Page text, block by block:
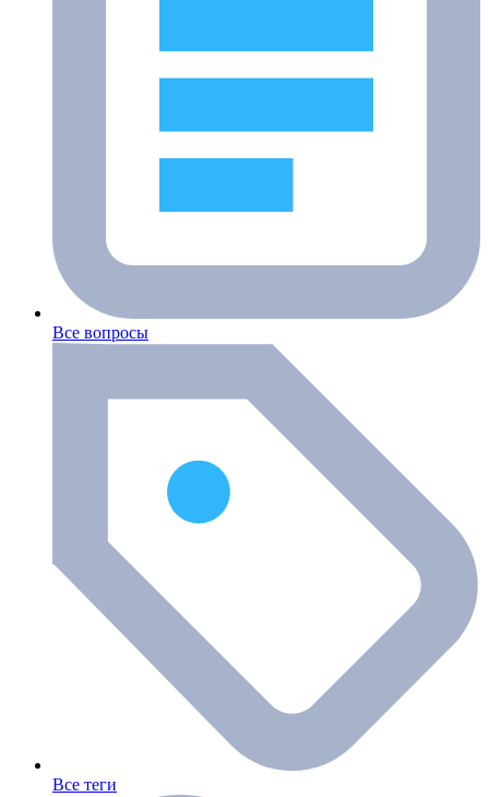
Все вопросы
Все теги